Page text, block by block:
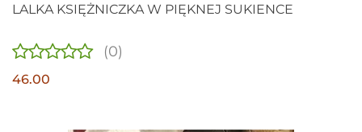
LALKA KSIĘŻNICZKA W PIĘKNEJ SUKIENCE
(0)
46.00